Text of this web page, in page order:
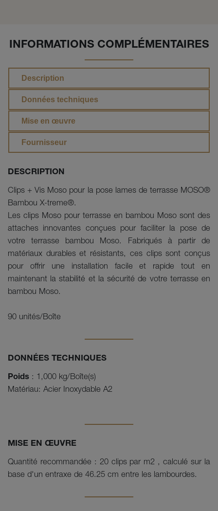
INFORMATIONS COMPLÉMENTAIRES
Description
Données techniques
Mise en œuvre
Fournisseur
DESCRIPTION
Clips + Vis Moso pour la pose lames de terrasse MOSO®
Bambou X-treme®.
Les clips Moso pour terrasse en bambou Moso sont des
attaches innovantes conçues pour faciliter la pose de
votre terrasse bambou Moso. Fabriqués à partir de
matériaux durables et résistants, ces clips sont conçus
pour offrir une installation facile et rapide tout en
maintenant la stabilité et la sécurité de votre terrasse en
bambou Moso.
90 unités/Boîte
DONNÉES TECHNIQUES
Poids : 1,000 kg/Boîte(s)
Matériau: Acier Inoxydable A2
MISE EN ŒUVRE
Quantité recommandée : 20 clips par m2 , calculé sur la
base d'un entraxe de 46.25 cm entre les lambourdes.